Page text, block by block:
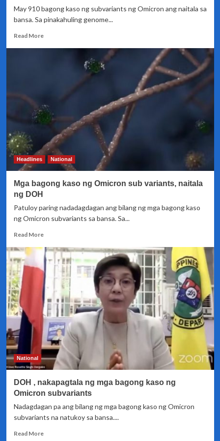
May 910 bagong kaso ng subvariants ng Omicron ang naitala sa
bansa. Sa pinakahuling genome...
Read MoreRead
Omicron
subvariants,
naitala
bansa
Headlines National
Mga bagong kaso ng Omicron sub variants, naitala
ng DOH
Patuloy paring nadadagdagan ang bilang ng mga bagong kaso
ng Omicron subvariants sa bansa. Sa...
Read MoreRead
about
Mga
bagong
kaso
ng
Omicron
sub
variants,
naitala
ng
DOH
National
DOH , nakapagtala ng mga bagong kaso ng
Omicron subvariants
Nadagdagan pa ang bilang ng mga bagong kaso ng Omicron
subvariants na natukoy sa bansa....
Read MoreRead